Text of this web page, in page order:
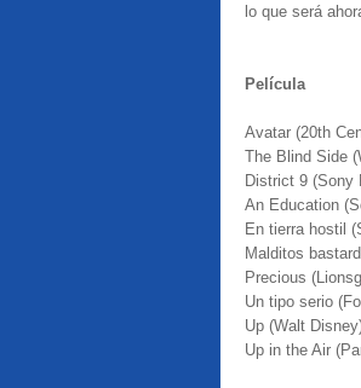
lo que será
Película
Avatar (20th
The Blind Side
District 9 (Sony
An Education
En tierra hostil
Malditos
Precious
Un tipo serio
Up (Walt
Up in the Air